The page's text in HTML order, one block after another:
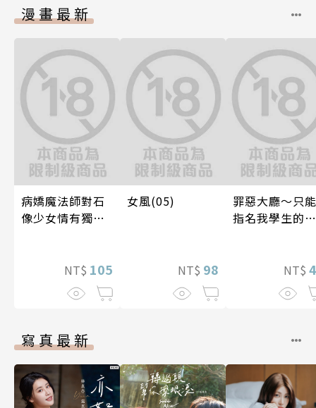
漫畫最新
病嬌魔法師對石
像少女情有獨鍾
畫版】(1)NT$ 105
女風(05)
NT$ 98
罪惡大廳～只能
指名我學生的店
NT$
寫真最新